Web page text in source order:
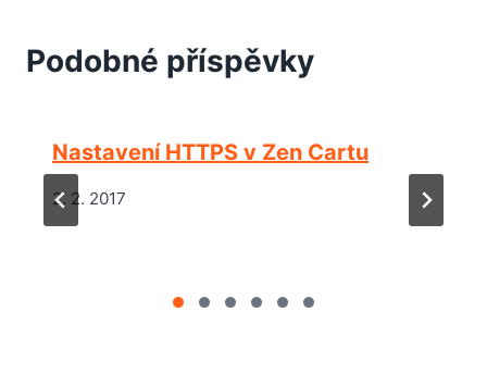
Podobné příspěvky
Nastavení HTTPS v Zen Cartu
2. 2. 2017